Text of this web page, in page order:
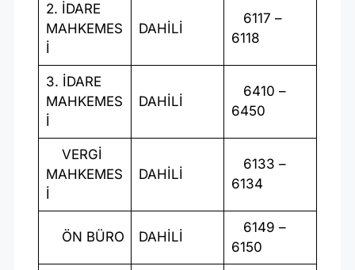
2. İDARE
MAHKEMES
İ
DAHİLİ
6117 –
6118
3. İDARE
MAHKEMES
İ
DAHİLİ
6410 –
6450
VERGİ
MAHKEMES
İ
DAHİLİ
6133 –
6134
ÖN BÜRO DAHİLİ
6149 –
6150